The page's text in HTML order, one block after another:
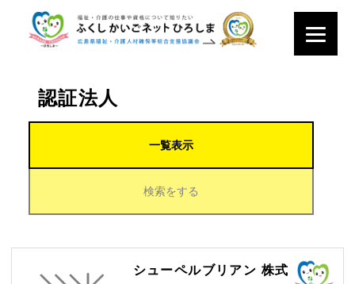
認証法人
一覧表示
検索をする
シューペルブリアン 株式